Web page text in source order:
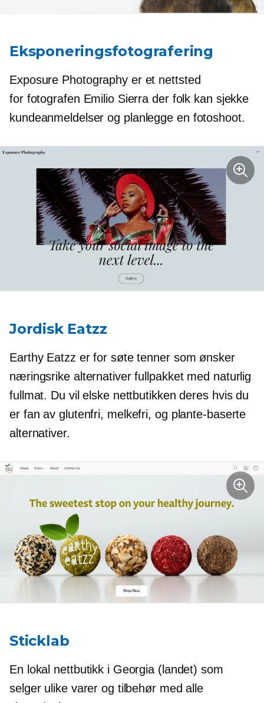
Eksponeringsfotografering
Exposure Photography er et nettsted
for fotografen Emilio Sierra der folk kan sjekke
kundeanmeldelser og planlegge en fotoshoot.
Jordisk Eatzz
Earthy Eatzz er for søte tenner som ønsker
næringsrike alternativer fullpakket med naturlig
fullmat. Du vil elske nettbutikken deres hvis du
er fan avglutenfri, melkefri, og plante-baserte
alternativer.
Sticklab
En lokal nettbutikk i Georgia (landet) som
selger ulike varer og tilbehør med alle